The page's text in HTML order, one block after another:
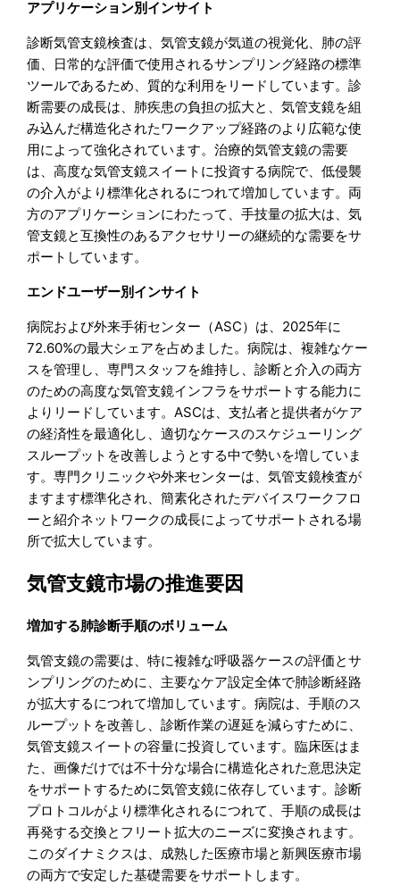
アプリケーション別インサイト
診断気管支鏡検査は、気管支鏡が気道の視覚化、肺の評
価、日常的な評価で使用されるサンプリング経路の標準
ツールであるため、質的な利用をリードしています。診
断需要の成長は、肺疾患の負担の拡大と、気管支鏡を組
み込んだ構造化されたワークアップ経路のより広範な使
用によって強化されています。治療的気管支鏡の需要
は、高度な気管支鏡スイートに投資する病院で、低侵襲
の介入がより標準化されるにつれて増加しています。両
方のアプリケーションにわたって、手技量の拡大は、気
管支鏡と互換性のあるアクセサリーの継続的な需要をサ
ポートしています。
エンドユーザー別インサイト
病院および外来手術センター（ASC）は、2025年に
72.60%の最大シェアを占めました。病院は、複雑なケー
スを管理し、専門スタッフを維持し、診断と介入の両方
のための高度な気管支鏡インフラをサポートする能力に
よりリードしています。ASCは、支払者と提供者がケア
の経済性を最適化し、適切なケースのスケジューリング
スループットを改善しようとする中で勢いを増していま
す。専門クリニックや外来センターは、気管支鏡検査が
ますます標準化され、簡素化されたデバイスワークフロ
ーと紹介ネットワークの成長によってサポートされる場
所で拡大しています。
気管支鏡市場の推進要因
増加する肺診断手順のボリューム
気管支鏡の需要は、特に複雑な呼吸器ケースの評価とサ
ンプリングのために、主要なケア設定全体で肺診断経路
が拡大するにつれて増加しています。病院は、手順のス
ループットを改善し、診断作業の遅延を減らすために、
気管支鏡スイートの容量に投資しています。臨床医はま
た、画像だけでは不十分な場合に構造化された意思決定
をサポートするために気管支鏡に依存しています。診断
プロトコルがより標準化されるにつれて、手順の成長は
再発する交換とフリート拡大のニーズに変換されます。
このダイナミクスは、成熟した医療市場と新興医療市場
の両方で安定した基礎需要をサポートします。